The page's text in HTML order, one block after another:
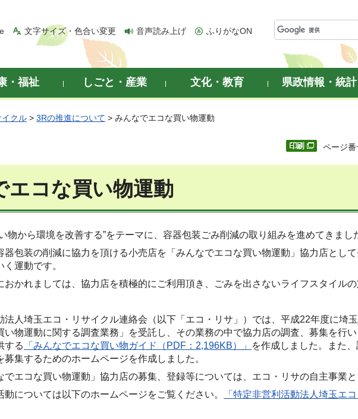
文字サイズ・色合い変更 音声読み上げ ふりがなON
・福祉 しごと・産業 文化・教育 県政情報・統計
クル > 3Rの推進について > みんなでエコな買い物運動
ページ
エコな買い物運動
物から環境を改善する”をテーマに、容器包装ごみ削減の取り組みを進めてきまし
器包装の削減に協力を頂ける小売店を「みんなでエコな買い物運動」協力店とし
運動です。
おかれましては、協力店を積極的にご利用頂き、ごみを出さないライフスタイル
法人埼玉エコ・リサイクル連絡会（以下「エコ・リサ」）では、平成22年度に埼
い物運動に関する調査業務」を受託し、その業務の中で協力店の調査、募集を行
する
「みんなでエコな買い物ガイド（PDF：2,196KB）」
を作成しました。また
募集するためのホームページを作成しました。
でエコな買い物運動」協力店の募集、登録等については、エコ・リサの自主事業と
動については以下のホームページをご覧ください。
「特定非営利活動法人埼玉エ